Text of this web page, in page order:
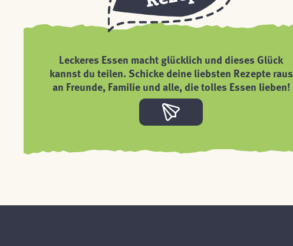
Leckeres Essen macht glücklich und dieses Glück
kannst du teilen. Schicke deine liebsten Rezepte raus
an Freunde, Familie und alle, die tolles Essen lieben!